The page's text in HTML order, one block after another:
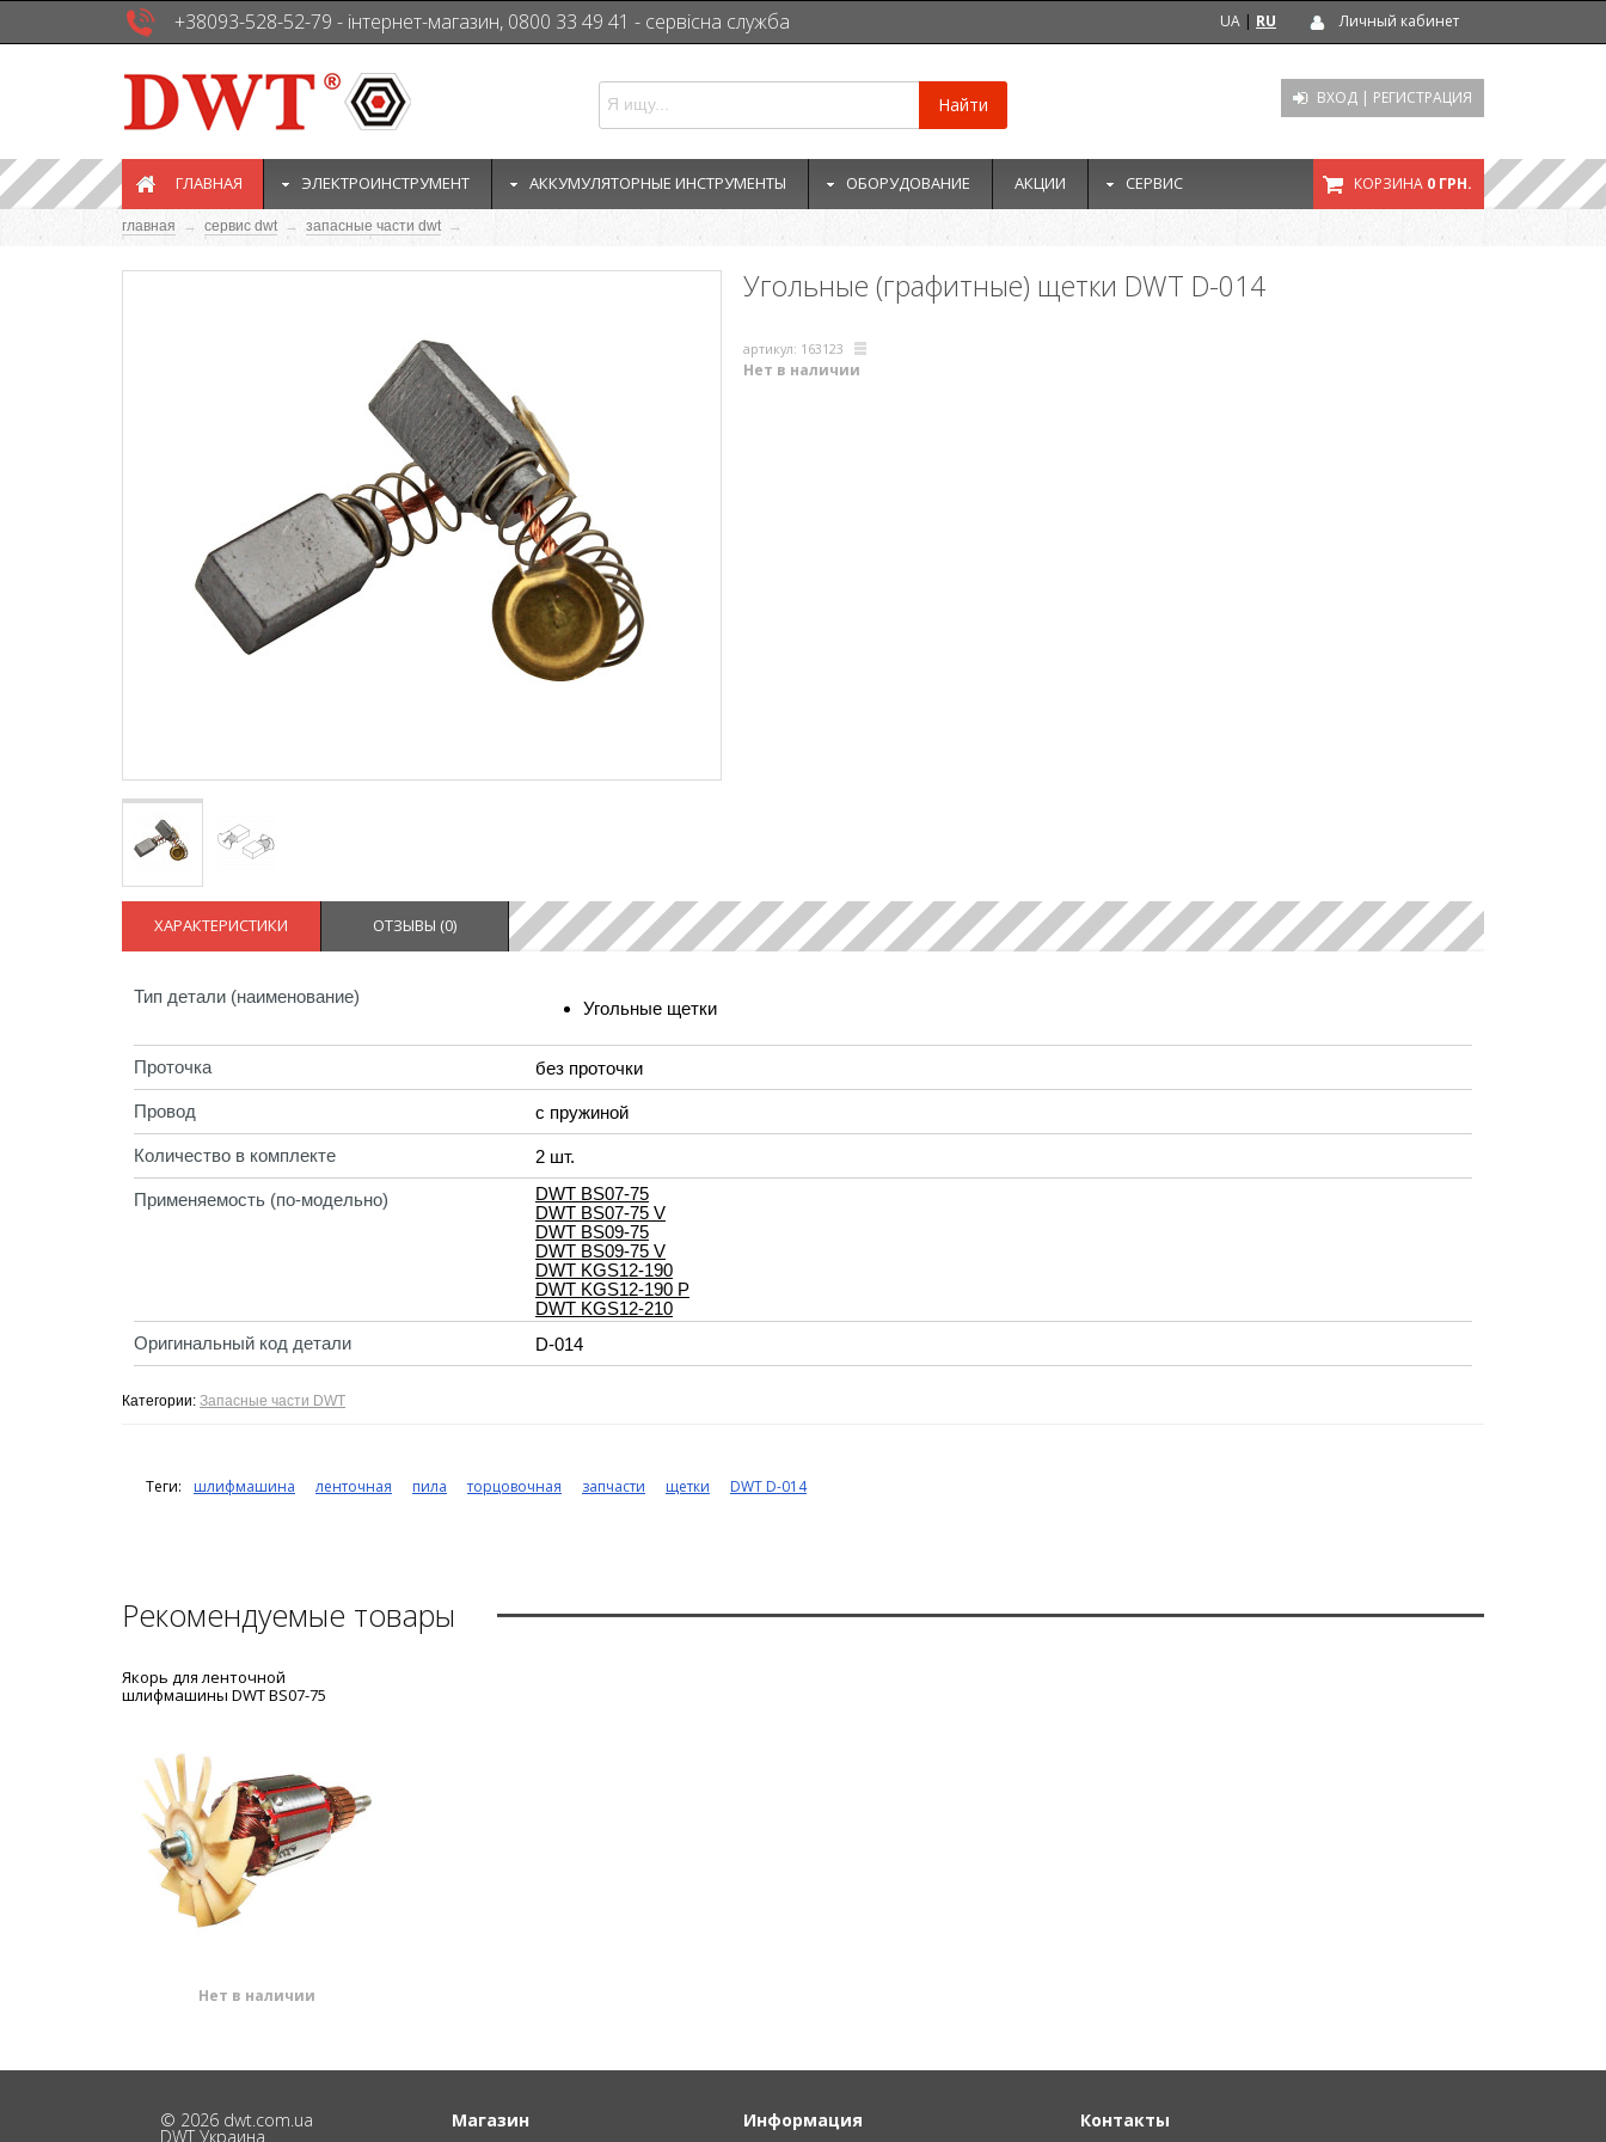
+38093-528-52-79 - інтернет-магазин, 0800 33 49 41 - сервісна служба UA | RU Личный кабинет
Найти ВХОД | РЕГИСТРАЦИЯ
ГЛАВНАЯ ЭЛЕКТРОИНСТРУМЕНТ АККУМУЛЯТОРНЫЕ ИНСТРУМЕНТЫ ОБОРУДОВАНИЕ АКЦИИ СЕРВИС КОРЗИНА 0 ГРН.
главная → сервис dwt → запасные части dwt →
Угольные (графитные) щетки DWT D-014
артикул: 163123
Нет в наличии
ХАРАКТЕРИСТИКИ ОТЗЫВЫ (0)
Тип детали (наименование)
Угольные щетки
Проточка без проточки
Провод с пружиной
Количество в комплекте 2 шт.
Применяемость (по-модельно)
DWT BS07-75
DWT BS07-75 V
DWT BS09-75
DWT BS09-75 V
DWT KGS12-190
DWT KGS12-190 P
DWT KGS12-210
Оригинальный код детали
D-014
Категории: Запасные части DWT
Теги: шлифмашина ленточная пила торцовочная запчасти щетки DWT D-014
Рекомендуемые товары
Якорь для ленточной
шлифмашины DWT BS07-75
Нет в наличии
© 2026 dwt.com.ua
DWT Украина
Магазин Информация Контакты